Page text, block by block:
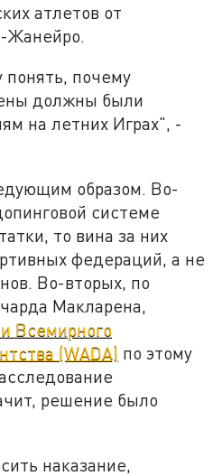
атлетов от
Жанейро.
понять, почему
должны были
на летних Играх", -
образом. Во-
системе
то вина за них
федераций, а не
Во-вторых, по
Макларена,
Всемирного
(WADA) по этому
решение было
наказание,